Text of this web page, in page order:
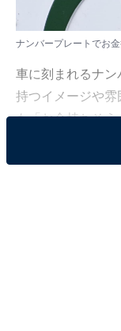
ナンバープレートでお
車に刻まれるナ
持つイメージや
も「お金持ちそ
並みや歴史的背
き、人々の注目